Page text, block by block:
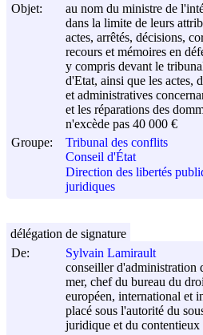
Objet:
au nom du ministre de
dans la limite de leurs
actes, arrêtés, décisions,
recours et mémoires en
y compris devant le
d'Etat, ainsi que les actes,
et administratives
et les réparations des
n'excède pas 40 000 €
Groupe:
Tribunal des conflits
Conseil d'État
Direction des libertés
juridiques
De:
Sylvain Lamirault
conseiller d'administration
mer, chef du bureau du
européen, international et
placé sous l'autorité du
juridique et du contentieux
délégation de signature